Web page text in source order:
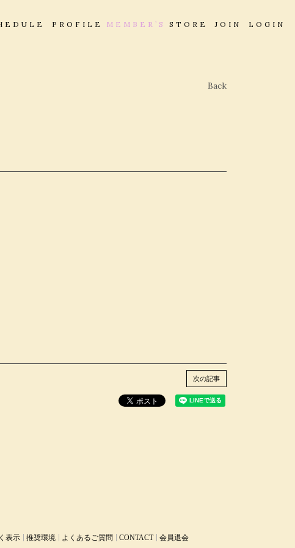
PROFILE MEMBER’S STORE JOIN LOGIN
Back
次の記事
表示 推奨環境 よくあるご質問 CONTACT 会員退会